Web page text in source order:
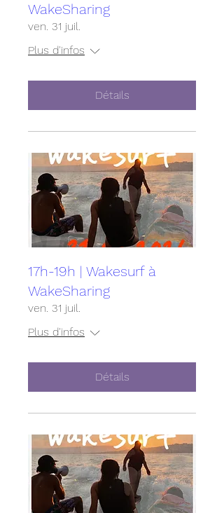
WakeSharing
ven. 31 juil.
Plus d'infos
Détails
17h-19h | Wakesurf à
WakeSharing
ven. 31 juil.
Plus d'infos
Détails